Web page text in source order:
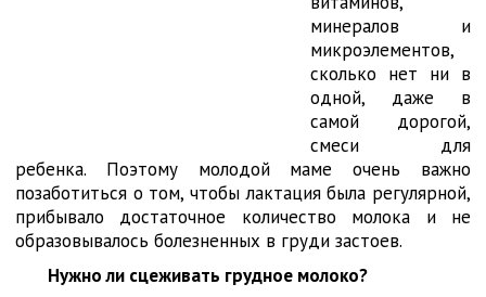
минералов и
микроэлементов,
сколько нет ни в
одной, даже в
самой дорогой,
смеси для
ребенка. Поэтому молодой маме очень важно
позаботиться о том, чтобы лактация была регулярной,
прибывало достаточное количество молока и не
образовывалось болезненных в груди застоев.
Нужно ли сцеживать грудное молоко?